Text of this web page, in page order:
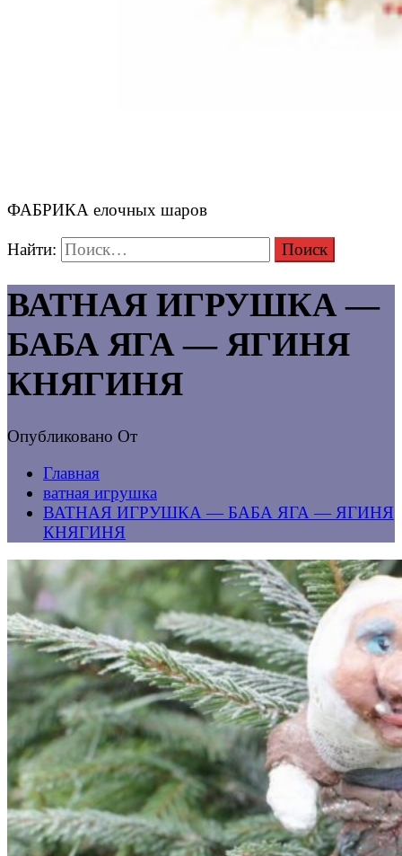
ФАБРИКА елочных шаров
Найти:
ВАТНАЯ ИГРУШКА —
БАБА ЯГА — ЯГИНЯ
КНЯГИНЯ
Опубликовано От
Главная
ватная игрушка
ВАТНАЯ ИГРУШКА — БАБА ЯГА — ЯГИНЯ
КНЯГИНЯ